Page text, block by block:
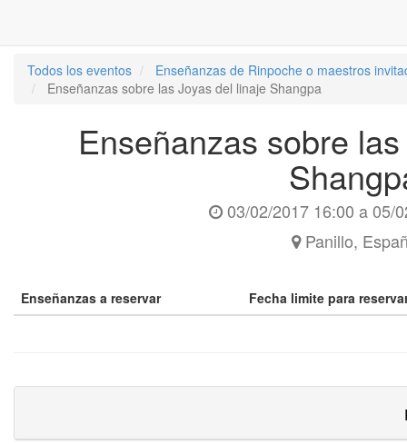
Todos los eventos
Enseñanzas de Rinpoche o maestros
Enseñanzas sobre las Joyas del linaje Shangpa
Enseñanzas sobre
03/02/2017 16:00 a05/
Panillo,
Enseñanzas a reservar Fecha limite para